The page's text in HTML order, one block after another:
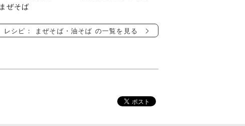
まぜそば
レシピ： まぜそば・油そば の一覧を見る